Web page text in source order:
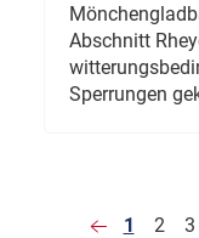
Abschnitt
Sperrungen
1 2 3